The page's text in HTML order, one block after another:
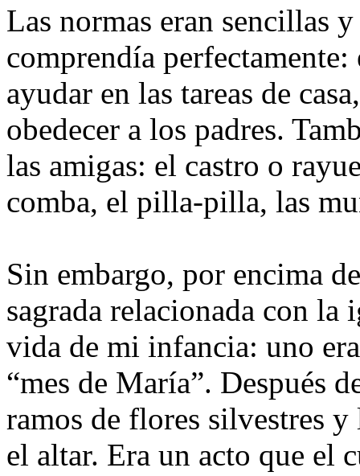
Las normas eran sencillas
comprendía
ayudar en las tareas de
obedecer a los padres.
las amigas: el castro o
comba, el pilla-pilla, las
Sin embargo, por encima
sagrada relacionada con la
vida de mi infancia: uno
“mes de María”. Después
ramos de flores silvestres
el altar. Era un acto que el